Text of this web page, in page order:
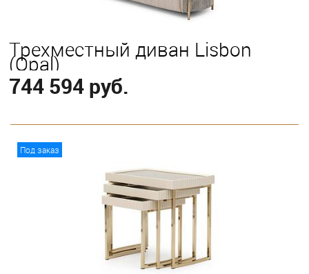
Трехместный диван Lisbon
(Opal)
744 594 руб.
Под заказ